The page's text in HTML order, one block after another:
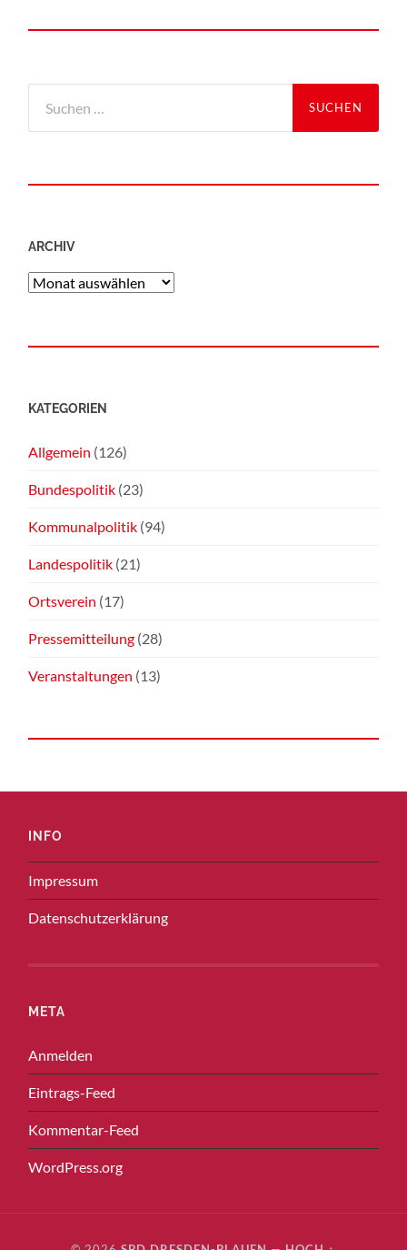
ARCHIV
KATEGORIEN
Allgemein (126)
Bundespolitik (23)
Kommunalpolitik (94)
Landespolitik (21)
Ortsverein (17)
Pressemitteilung (28)
Veranstaltungen (13)
INFO
Impressum
Datenschutzerklärung
META
Anmelden
Eintrags-Feed
Kommentar-Feed
WordPress.org